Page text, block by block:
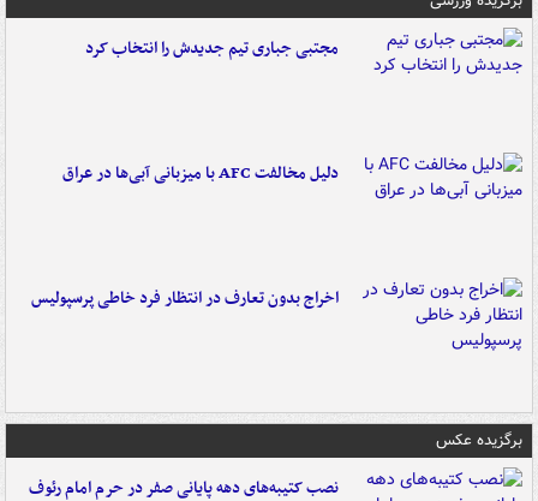
مجتبی جباری تیم جدیدش را انتخاب کرد
دلیل مخالفت AFC با میزبانی آبی‌ها در عراق
اخراج بدون تعارف در انتظار فرد خاطی پرسپولیس
برگزیده عکس
نصب کتیبه‌های دهه پایانی صفر در حرم امام رئوف